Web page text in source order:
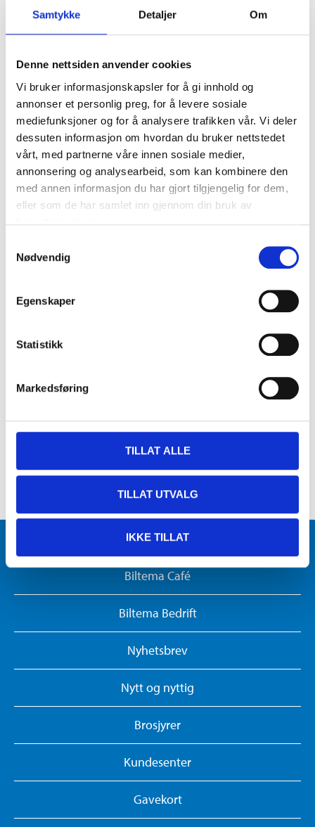
Samtykke Detaljer Om
Denne nettsiden anvender cookies
Vi bruker informasjonskapsler for å gi innhold og
annonser et personlig preg, for å levere sosiale
mediefunksjoner og for å analysere trafikken vår. Vi deler
dessuten informasjon om hvordan du bruker nettstedet
vårt, med partnerne våre innen sosiale medier,
annonsering og analysearbeid, som kan kombinere den
med annen informasjon du har gjort tilgjengelig for dem,
eller som de har samlet inn gjennom din bruk av
Nødvendig
Egenskaper
Statistikk
Markedsføring
TILLAT ALLE
TILLAT UTVALG
IKKE TILLAT
Varehus og åpningstider
Biltema Café
Biltema Bedrift
Nyhetsbrev
Nytt og nyttig
Brosjyrer
Kundesenter
Gavekort